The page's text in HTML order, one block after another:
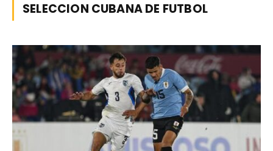
SELECCION CUBANA DE FUTBOL